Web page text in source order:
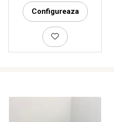
Configureaza